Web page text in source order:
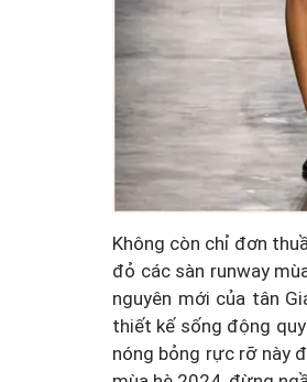
Không còn chỉ đơn
đỏ các sàn runway
nguyên mới của tân
thiết kế sống động
nóng bỏng rực rỡ này